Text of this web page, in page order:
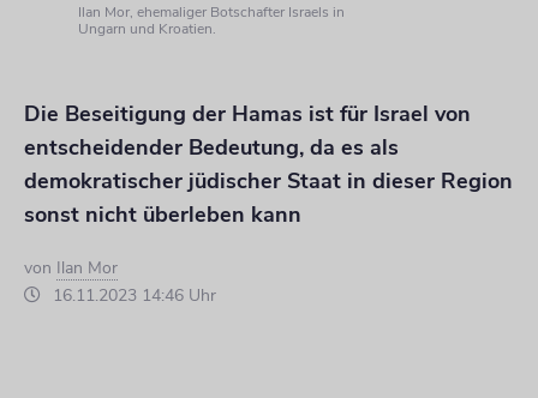
Ilan Mor, ehemaliger Botschafter Israels in
Ungarn und Kroatien.
Die Beseitigung der Hamas ist für Israel von
entscheidender Bedeutung, da es als
demokratischer jüdischer Staat in dieser Region
sonst nicht überleben kann
von Ilan Mor
16.11.2023 14:46 Uhr